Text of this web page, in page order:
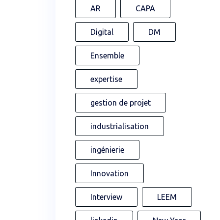
AR CAPA
Digital DM
Ensemble
expertise
gestion de projet
industrialisation
ingénierie
Innovation
Interview LEEM